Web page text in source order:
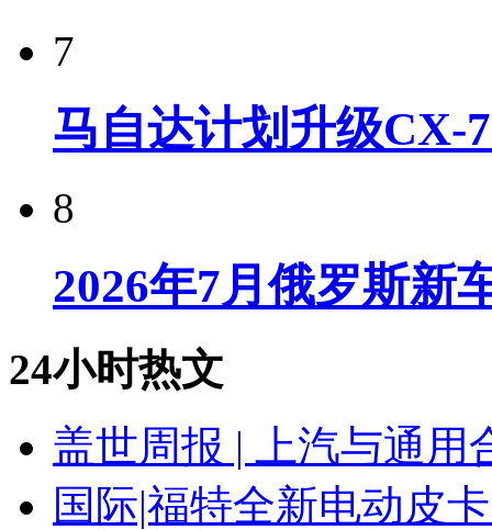
7
马自达计划升级CX-
8
2026年7月俄罗斯新
24小时热文
盖世周报 | 上汽与通用
国际|福特全新电动皮